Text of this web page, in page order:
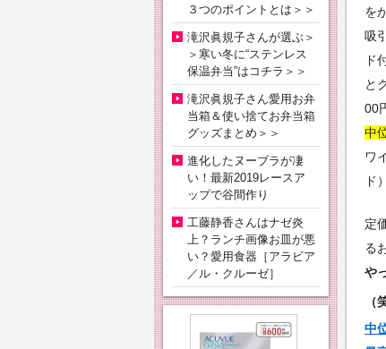
を
吸
ド
と
00
中
ワ
ド
定
る
や
（
中
３つのポイントとは＞＞
滝沢眞規子さんが選ぶ＞
＞寒い冬に“ステンレス
保温弁当”はコチラ＞＞
滝沢眞規子さん愛用お弁
当箱＆使い捨てお弁当箱
グッズまとめ＞＞
進化したヌーブラが凄
い！最新2019レースア
ップで谷間作り
工藤静香さんはナゼ炎
上？ランチ画像お皿が悪
い？愛用食器［アラビア
／ル・クルーゼ］